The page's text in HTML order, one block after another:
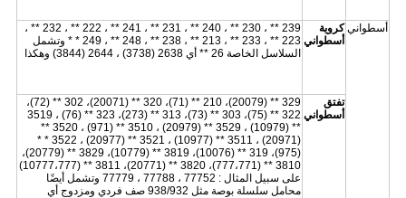
أسطواني كروية
أسطواني
239 ** ، 230 ** ، 240 ** ، 231 ** ، 241 ** ، 222 ** ، 232 ** ،
223 ** ، 233 ** ، 213 ** ، 238 ** ، 248 ** ، 249 * * وتشمل
السلاسل الخاصة 26 ** أي 2638 (3738) ، 2644 (3844) وهكذا
تفتق
أسطواني
329 ** (20079)، 210 ** (71)، 320 ** (20071)، 302 ** (72)،
322 ** (75)، 303 ** (73)، 313 ** (273)، 323 ** (76) ، 3519
** (10979) ، 3529 ** (20979) ، 3510 ** (971) ، 3520 **
(20971) ، 3511 ** (10977) ، 3521 ** (20977) ، 3522 * *
(975)، 319 ** (10076)، 3819 ** (10779)، 3829 ** (20779)،
3810 ** (777،771)، 3820 ** (20771)، 3811 ** (10777،777)
على سبيل المثال : 77752 ، 77788 ، 77779 وتشمل أيضًا
محامل سلسلة بوصة مثل 938/932 صف فردي ومزدوج أي